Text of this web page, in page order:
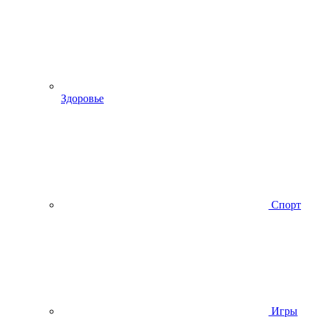
Здоровье
Спорт
Игры